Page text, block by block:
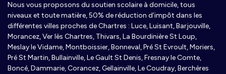
Nous vous proposons du soutien scolaire à domicile, tous
niveaux et toute matière, 50% de réduction d’impôt dans les
différentes villes proches de Chartres : Luce, Luisant, Barjouville,
Morancez, Ver lès Chartres, Thivars, La Bourdinière St Loup,
Meslay le Vidame, Montboissier, Bonneval, Pré St Evroult, Moriers,
Pré St Martin, Bullainville, Le Gault St Denis, Fresnay le Comte,
Boncé, Dammarie, Corancez, Gellainville, Le Coudray, Berchères